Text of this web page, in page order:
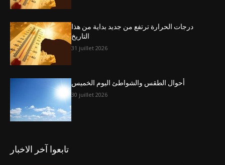
درجات الحرارة ترتفع من جديد بداية من هذا
التاريخ
31 juillet 2026
أحوال الطقس والشواطئ اليوم الخميس
30 juillet 2026
تابعوا آخر الاخبار